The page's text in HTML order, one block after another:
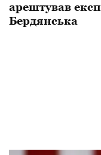
арештував
Бердянська